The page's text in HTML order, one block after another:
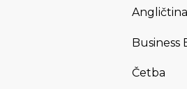
Business
Četba